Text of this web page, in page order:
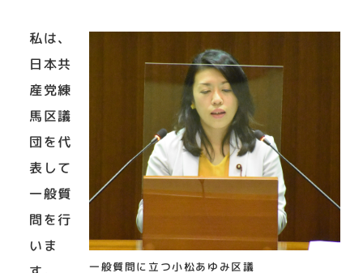
一般質問に立つ小松あゆみ区議
私は、
日本共
産党練
馬区議
団を代
表して
一般質
問を行
いま